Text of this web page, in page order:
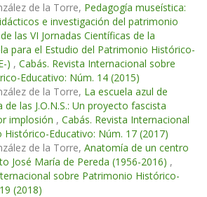
de la Torre, Pedagogía museística:
e investigación del patrimonio
las VI Jornadas Científicas de la
para el Estudio del Patrimonio Histórico-
) , Cabás. Revista Internacional sobre
Educativo: Núm. 14 (2015)
de la Torre, La escuela azul de
de las J.O.N.S.: Un proyecto fascista
implosión , Cabás. Revista Internacional
Educativo: Núm. 17 (2017)
de la Torre, Anatomía de un centro
José María de Pereda (1956-2016) ,
sobre Patrimonio Histórico-
(2018)